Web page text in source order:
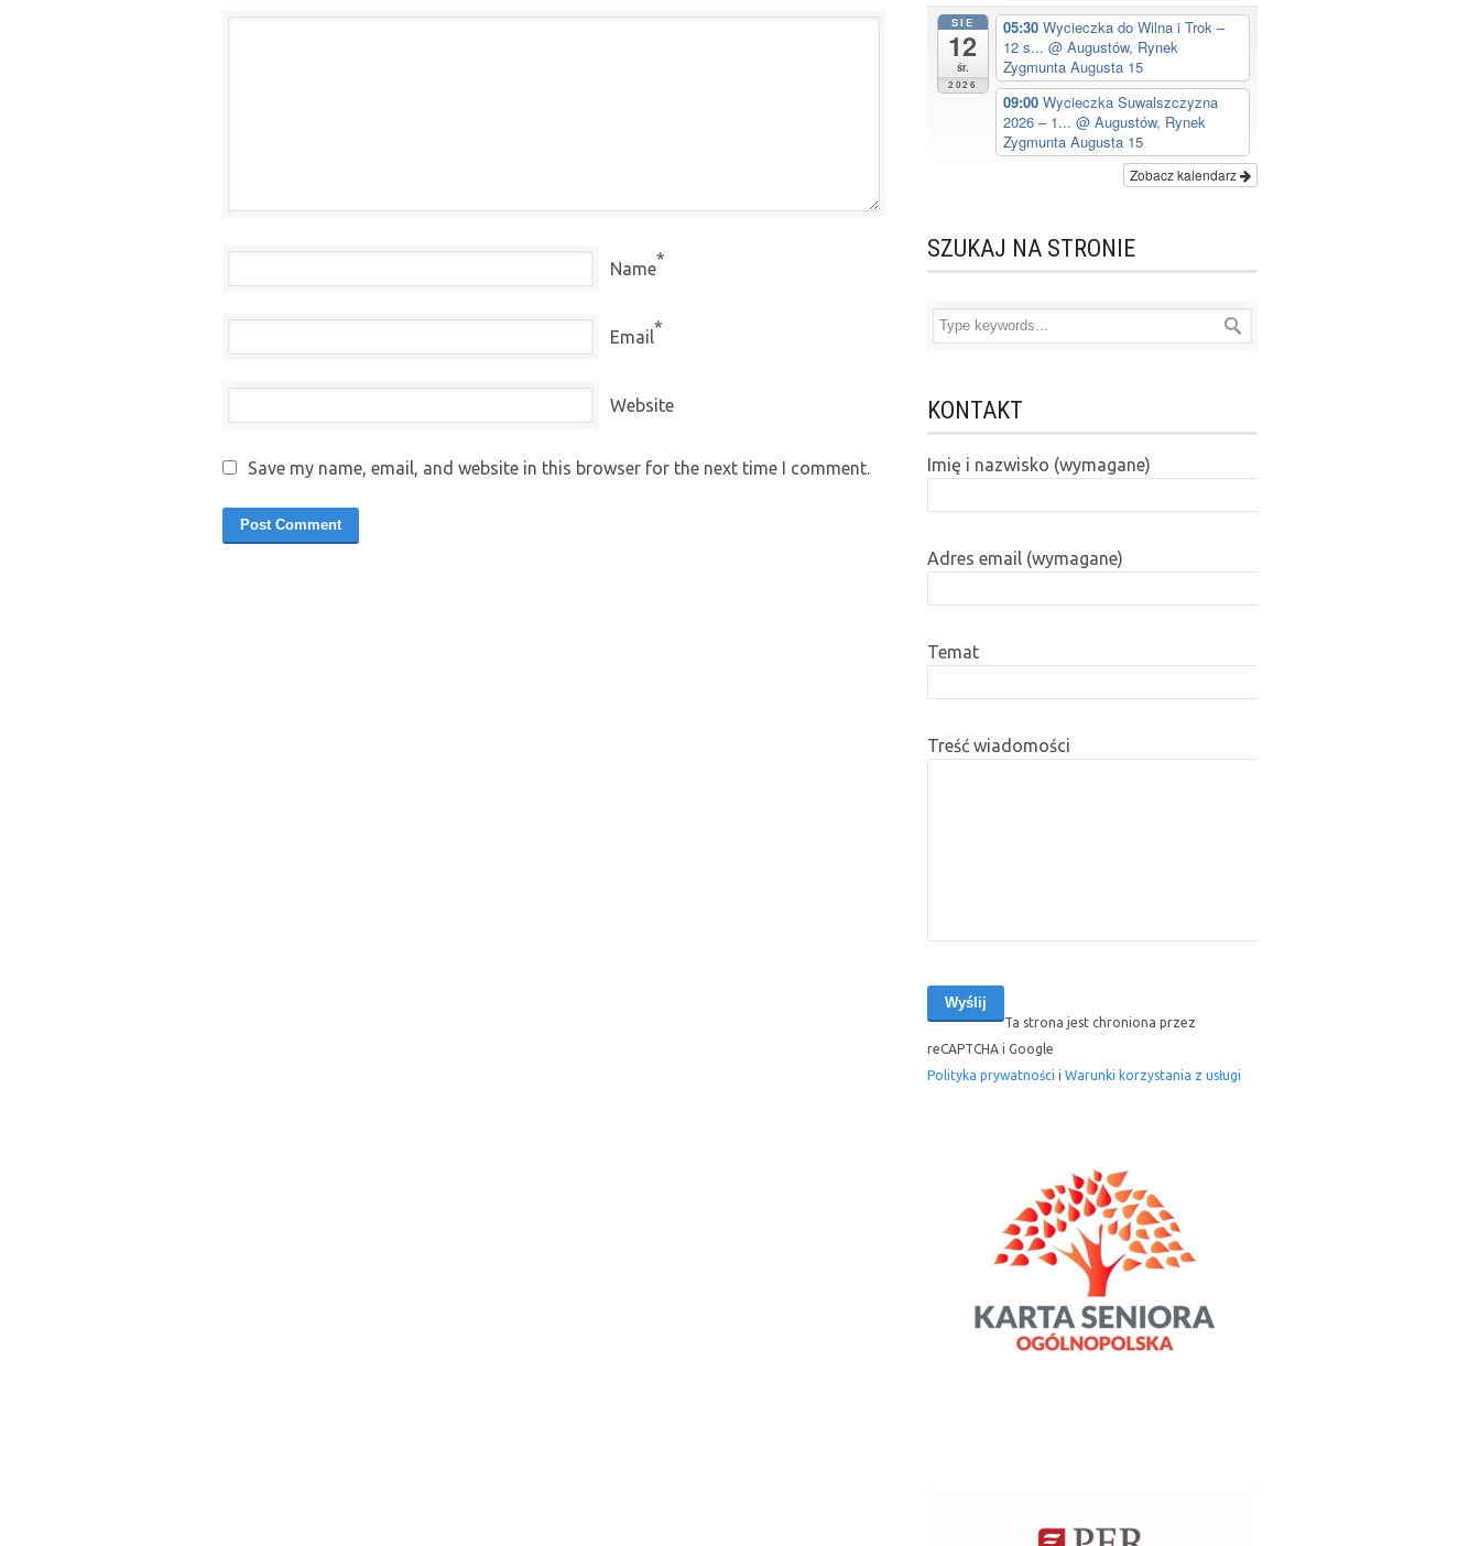
Name*
Email*
Website
Save my name, email, and website in this browser for the next time I comment.
SIE
12
śr.
2026
05:30 Wycieczka do Wilna i Trok –
12 s... @ Augustów, Rynek
Zygmunta Augusta 15
09:00 Wycieczka Suwalszczyzna
2026 – 1... @ Augustów, Rynek
Zygmunta Augusta 15
Zobacz kalendarz
SZUKAJ NA STRONIE
KONTAKT
Imię i nazwisko (wymagane)
Adres email (wymagane)
Temat
Treść wiadomości
Ta strona jest chroniona przez
reCAPTCHA i Google
Polityka prywatności i Warunki korzystania z usługi